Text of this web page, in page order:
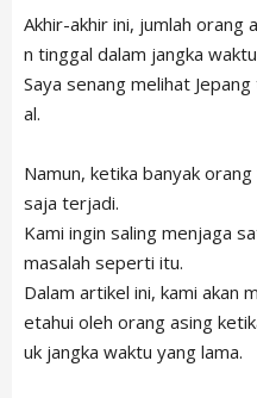
Akhir-akhir ini, jumlah orang
n tinggal dalam jangka
Saya senang melihat
al.
Namun, ketika banyak
saja terjadi.
Kami ingin saling menjaga
masalah seperti itu.
Dalam artikel ini, kami akan
etahui oleh orang asing
uk jangka waktu yang lama.